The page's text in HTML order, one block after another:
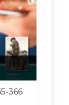
366